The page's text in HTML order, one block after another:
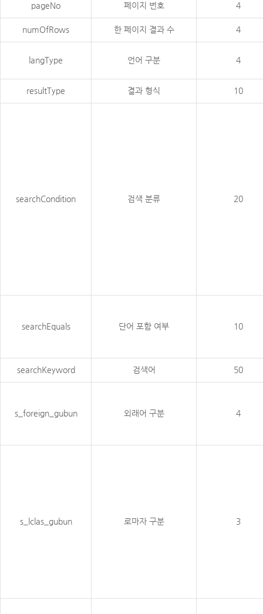
pageNo 페이지 번호 4
numOfRows 한 페이지 결과 수 4
langType 언어 구분 4
resultType 결과 형식 10
searchCondition 검색 분류 20
searchEquals 단어 포함 여부 10
searchKeyword 검색어 50
s_foreign_gubun 외래어 구분 4
s_lclas_gubun 로마자 구분 3